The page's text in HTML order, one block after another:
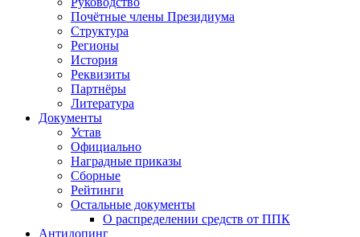
Почётные члены Президиума
Структура
Регионы
История
Реквизиты
Партнёры
Литература
Документы
Устав
Официально
Наградные приказы
Сборные
Рейтинги
Остальные документы
О распределении средств от ППК
Антидопинг